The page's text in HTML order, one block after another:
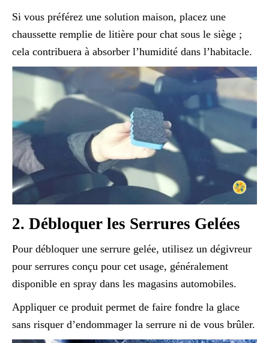
Si vous préférez une solution maison, placez une
chaussette remplie de litière pour chat sous le siège ;
cela contribuera à absorber l’humidité dans l’habitacle.
2. Débloquer les Serrures Gelées
Pour débloquer une serrure gelée, utilisez un dégivreur
pour serrures conçu pour cet usage, généralement
disponible en spray dans les magasins automobiles.
Appliquer ce produit permet de faire fondre la glace
sans risquer d’endommager la serrure ni de vous brûler.